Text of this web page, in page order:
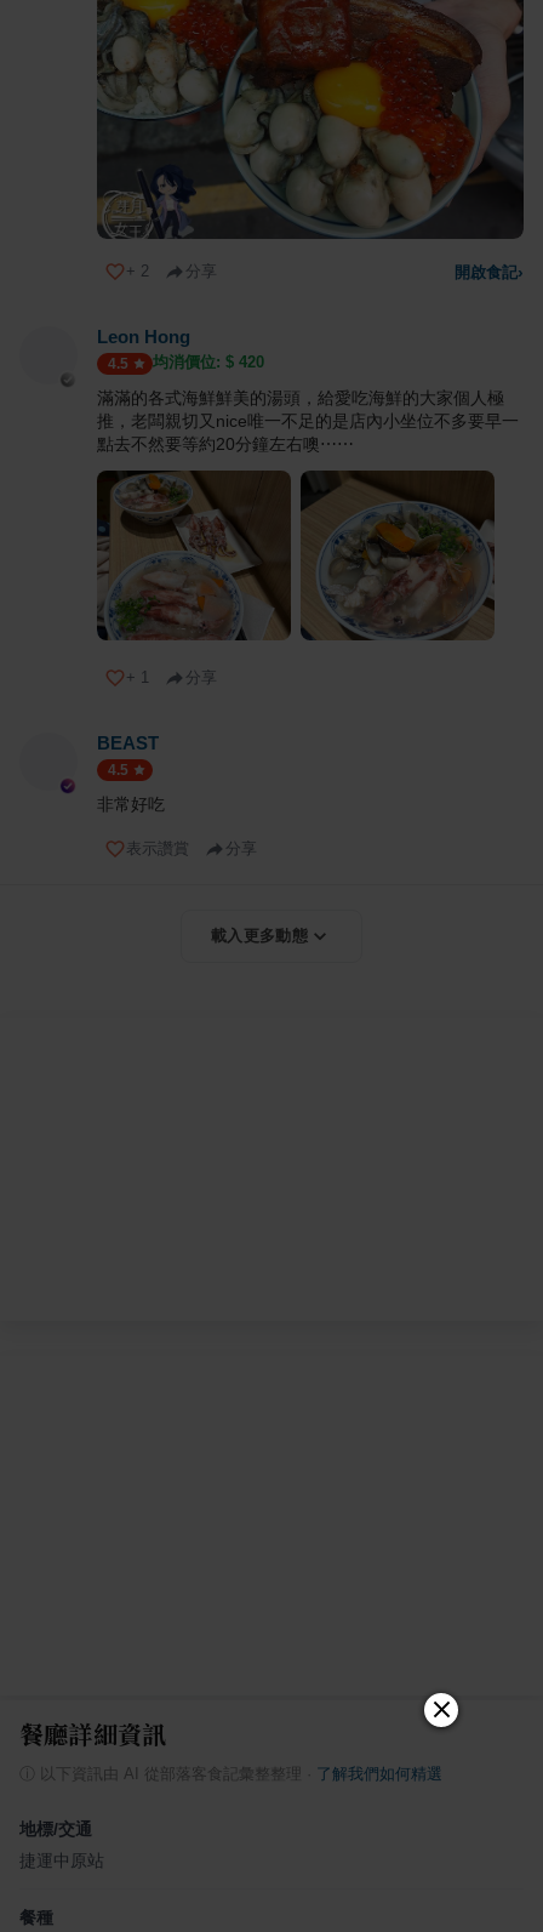
+ 2 分享 開啟食記›
Leon Hong
4.5 均消價位: $ 420
滿滿的各式海鮮鮮美的湯頭，給愛吃海鮮的大家個人極
推，老闆親切又nice唯一不足的是店內小坐位不多要早一
點去不然要等約20分鐘左右噢⋯⋯
+ 1 分享
BEAST
4.5
非常好吃
表示讚賞 分享
載入更多動態
餐廳詳細資訊
ⓘ 以下資訊由 AI 從部落客食記彙整整理 了解我們如何精選
地標/交通
捷運中原站
餐種